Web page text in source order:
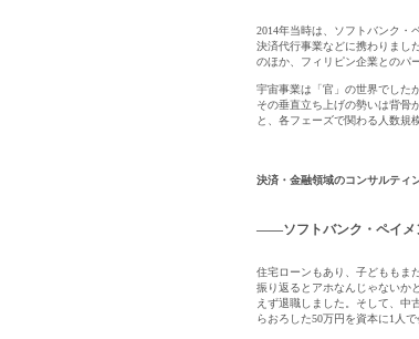
2014年当時は、ソフトバンク・
決済代行事業などに携わりまし
のほか、フィリピン企業とのパ
宇宙事業は「官」の世界でした
その垂直立ち上げの勢いは背骨
と、各フェーズで関わる人数規
決済・金融領域のコンサルティ
――ソフトバンク・ペイメ
住宅ローンもあり、子どももま
振り返るとアホなんじゃないか
えず退職しました。そして、中
らおろした50万円を資本に1人